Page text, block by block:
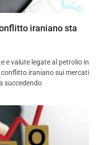
iraniano sta
e valute legate al petrolio in
conflitto iraniano sui mercati
succedendo